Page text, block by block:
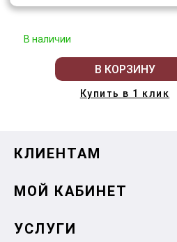
В наличии
В КОРЗИНУ
Купить в 1 клик
КЛИЕНТАМ
МОЙ КАБИНЕТ
УСЛУГИ